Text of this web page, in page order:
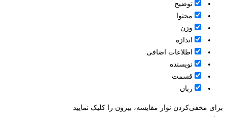
توضیح
محتوا
وزن
اندازه
اطلاعات اضافی
نویسنده
قسمت
زبان
برای مخفی‌کردن نوار مقایسه، بیرون را کلیک نمایید